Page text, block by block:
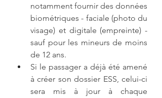
notamment fournir des données
biométriques - faciale (photo du
visage) et digitale (empreinte) -
sauf pour les mineurs de moins
de 12 ans.
Si le passager a déjà été amené
à créer son dossier ESS, celui-ci
sera mis à jour à chaque